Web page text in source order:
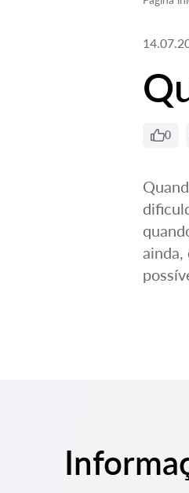
0
ainda,